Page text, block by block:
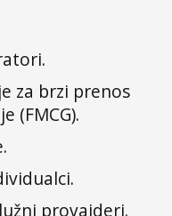
za brzi prenos
(FMCG).
provajderi.